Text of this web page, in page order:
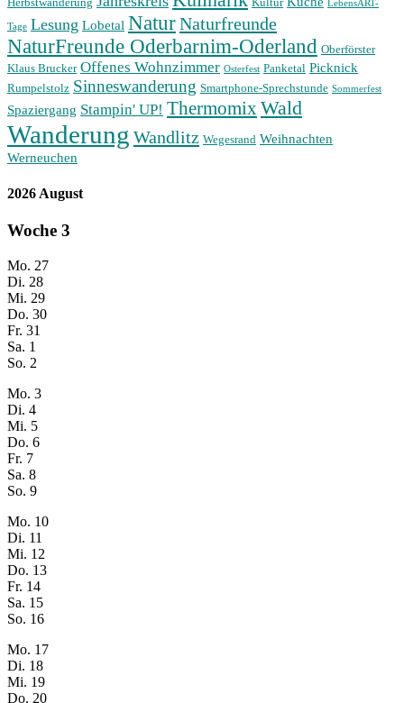
LebensART-
Tage Lesung Lobetal NaturNaturfreunde
NaturFreunde Oderbarnim-Oderland Oberförster
Klaus Brucker Offenes Wohnzimmer Osterfest Panketal Picknick
Rumpelstolz Sinneswanderung Smartphone-Sprechstunde Sommerfest
Spaziergang Stampin' UP! ThermomixWald
Wanderung Wandlitz Wegesrand Weihnachten
Werneuchen
2026 August
Woche 3
Mo. 27
Di. 28
Mi. 29
Do. 30
Fr. 31
Sa. 1
So. 2
Mo. 3
Di. 4
Mi. 5
Do. 6
Fr. 7
Sa. 8
So. 9
Mo. 10
Di. 11
Mi. 12
Do. 13
Fr. 14
Sa. 15
So. 16
Mo. 17
Di. 18
Mi. 19
Do. 20